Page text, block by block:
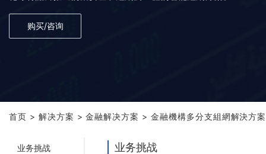
购买/咨询
首页 > 解决方案 > 金融解决方案 > 金融機構多分支組網解決方案
业务挑战
业务挑战